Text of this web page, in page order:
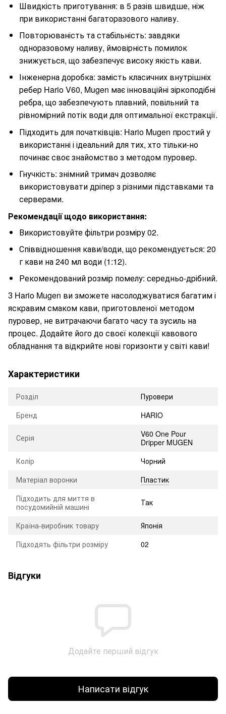
Швидкість приготування: в 5 разів швидше, ніж
при використанні багаторазового наливу.
Повторюваність та стабільність: завдяки
одноразовому наливу, ймовірність помилок
знижується, що забезпечує високу якість кави.
Інженерна доробка: замість класичних внутрішніх
ребер Hario V60, Mugen має інноваційні зіркоподібні
ребра, що забезпечують плавний, повільний та
рівномірний потік води для оптимальної екстракції.
Підходить для початківців: Hario Mugen простий у
використанні і ідеальний для тих, хто тільки-но
починає своє знайомство з методом пуровер.
Гнучкість: знімний тримач дозволяє
використовувати дріпер з різними підставками та
серверами.
Рекомендації щодо використання:
Використовуйте фільтри розміру 02.
Співвідношення кави/води, що рекомендується: 20
г кави на 240 мл води (1:12).
Рекомендований розмір помелу: середньо-дрібний.
З Hario Mugen ви зможете насолоджуватися багатим і
яскравим смаком кави, приготовленої методом
пуровер, не витрачаючи багато часу та зусиль на
процес. Додайте його до своєї колекції кавового
обладнання та відкрийте нові горизонти у світі кави!
Характеристики
Розділ
Пуровери
Бренд
HARIO
Серія
V60 One Pour
Dripper MUGEN
Колір
Чорний
Матеріал воронки
Пластик
Підходить для миття в
посудомийній машині
Так
Країна-виробник товару
Японія
Підходять фільтри розміру
02
Відгуки
Додайте перший відгук
Написати відгук